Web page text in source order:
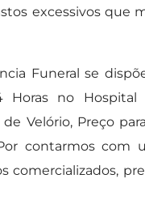
excessivos que
Funeral se
Horas no Hospital
Velório, Preço
contarmos com
comercializados,